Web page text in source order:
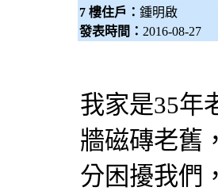
7 樓住戶： 鍾明啟
發表時間： 2016-08-27
我家是35年
牆磁磚老舊
分困擾我們